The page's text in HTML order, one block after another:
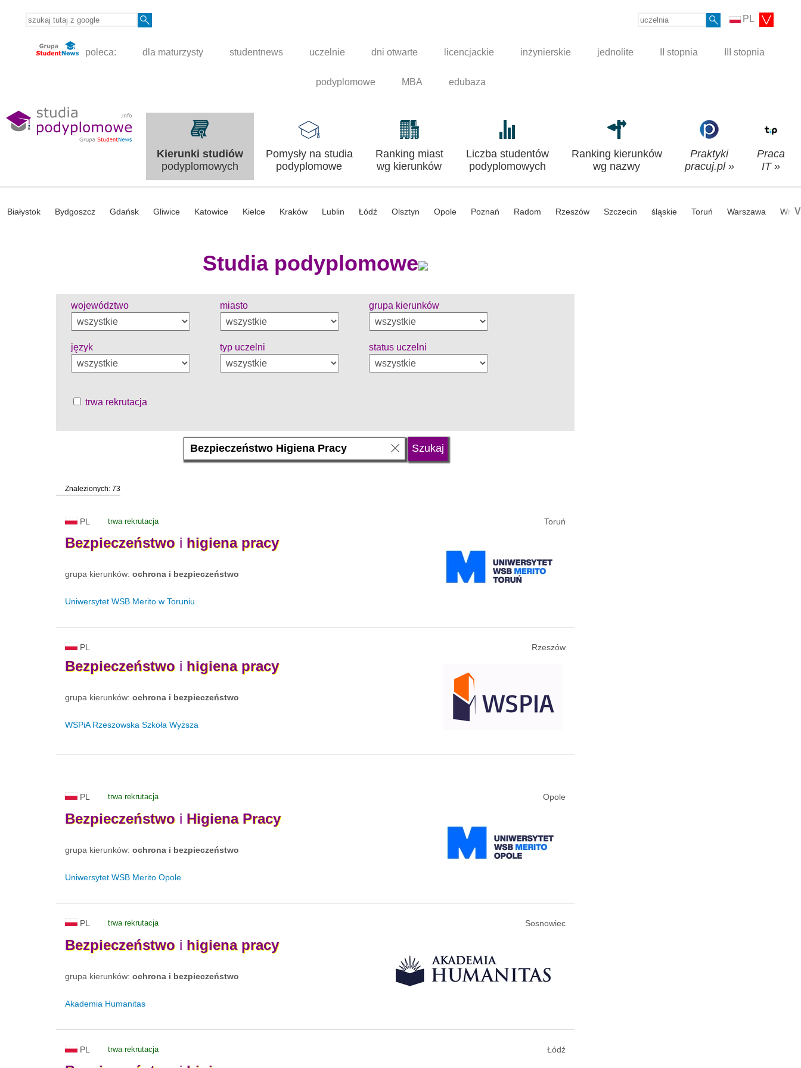
PL
poleca: dla maturzysty studentnews uczelnie dni otwarte licencjackie inżynierskie jednolite II stopnia III stopnia
podyplomowe MBA edubaza
Kierunki studiów
podyplomowych
Pomysły na studia
podyplomowe
Ranking miast
wg kierunków
Liczba studentów
podyplomowych
Ranking kierunków
wg nazwy
Praktyki
pracuj.pl »
Praca
IT »
Białystok Bydgoszcz Gdańsk Gliwice Katowice Kielce Kraków Lublin Łódź Olsztyn Opole Poznań Radom Rzeszów Szczecin śląskie Toruń Warszawa V
Studia podyplomowe
województwo miasto grupa kierunków
język typ uczelni status uczelni
trwa rekrutacja
Znalezionych: 73
PL trwa rekrutacja Toruń
Bezpieczeństwo i higiena pracy
grupa kierunków: ochrona i bezpieczeństwo
Uniwersytet WSB Merito w Toruniu
PL Rzeszów
Bezpieczeństwo i higiena pracy
grupa kierunków: ochrona i bezpieczeństwo
WSPiA Rzeszowska Szkoła Wyższa
PL trwa rekrutacja Opole
Bezpieczeństwo i Higiena Pracy
grupa kierunków: ochrona i bezpieczeństwo
Uniwersytet WSB Merito Opole
PL trwa rekrutacja Sosnowiec
Bezpieczeństwo i higiena pracy
grupa kierunków: ochrona i bezpieczeństwo
Akademia Humanitas
PL trwa rekrutacja Łódź